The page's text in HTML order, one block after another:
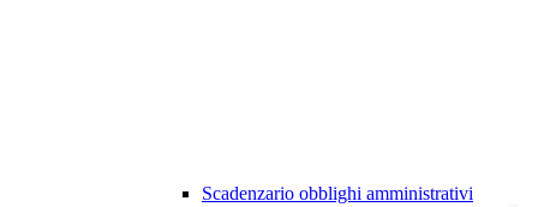
Scadenzario obblighi amministrativi